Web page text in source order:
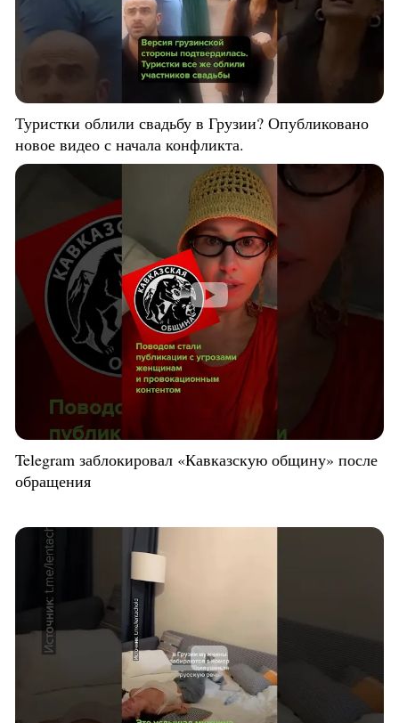
Туристки облили свадьбу в Грузии? Опубликовано
новое видео с начала конфликта.
Telegram заблокировал «Кавказскую общину» после
обращения